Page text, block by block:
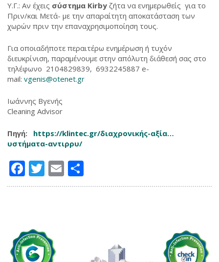
Υ.Γ.: Αν έχεις σύστημα Kirby ζήτα να ενημερωθείς για το
Πριν/και Μετά- με την απαραίτητη αποκατάσταση των
χωρών πριν την επαναχρησιμοποίηση τους.
Για οποιαδήποτε περαιτέρω ενημέρωση ή τυχόν
διευκρίνιση, παραμένουμε στην απόλυτη διάθεσή σας στο
τηλέφωνο 2104829839, 6932245887 e-
mail: vgenis@otenet.gr
Ιωάννης Βγενής
Cleaning Advisor
Πηγή: https://klintec.gr/διαχρονικής-αξία…
υστήματα-αντιρρυ/
Facebook
Twitter
Email